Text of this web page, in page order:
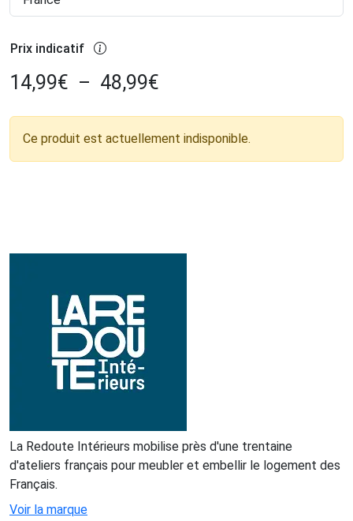
Prix indicatif
14,99€ – 48,99€
Ce produit est actuellement indisponible.
La Redoute Intérieurs mobilise près d'une trentaine
d'ateliers français pour meubler et embellir le logement des
Français.
Voir la marque